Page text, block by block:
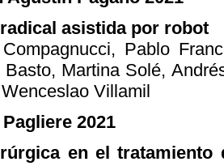
asistida por robot
Pablo
Martina Solé,
Villamil
2021
en el